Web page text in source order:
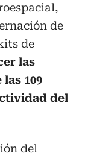
de
de
las
109
del
del